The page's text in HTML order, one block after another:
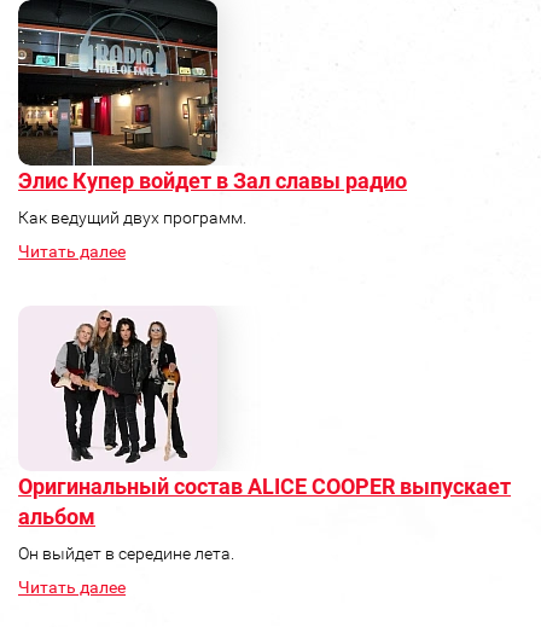
Элис Купер войдет в Зал славы радио
Как ведущий двух программ.
Читать далее
Оригинальный состав ALICE COOPER выпускает
альбом
Он выйдет в середине лета.
Читать далее